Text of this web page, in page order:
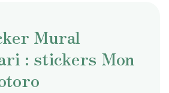
Mural
: stickers Mon